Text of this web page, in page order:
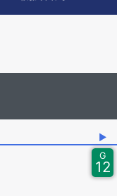
▶
G
12